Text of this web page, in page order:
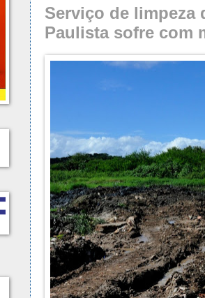
Serviço de limpeza
Paulista sofre com